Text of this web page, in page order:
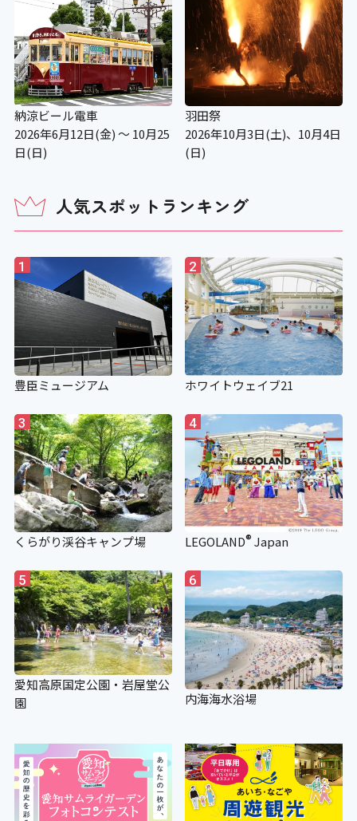
×
視覚障がい者誘導用ブロック
× ※巡回展など、他館の収蔵品を展示
する企画展の場合、入場をお断りする
入場料等
アイコンの説明
障がい者対応 別途料金
〇 有料展覧会場受付で以下の手帳をご
提示いただくと、本人と付き添い１名
観覧料無料
・身体障害がい者手帳
・療育手帳
・精神障がい者保健福祉手帳
納涼ビール電車
2026年6月12日(金) ～ 10月25
日(日)
羽田祭
2026年10月3日(土)、10月4日
(日)
人気スポットランキング
1
豊臣ミュージアム
2
ホワイトウェイブ21
3
くらがり渓谷キャンプ場
4
LEGOLAND®Japan
5
愛知高原国定公園・岩屋堂公
園
6
内海海水浴場